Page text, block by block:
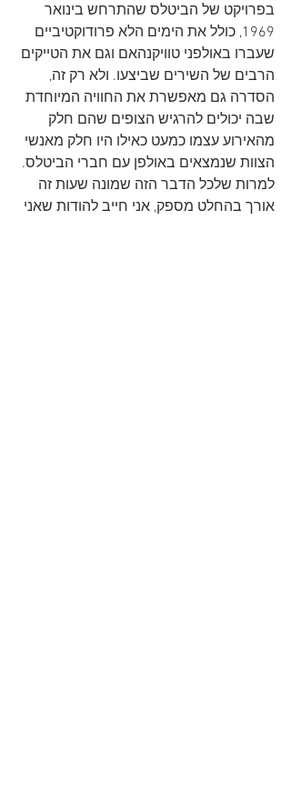
בפרויקט של הביטלס שהתרחש בינואר
1969, כולל את הימים הלא פרודוקטיביים
שעברו באולפני טוויקנהאם וגם את הטייקים
הרבים של השירים שביצעו. ולא רק זה,
הסדרה גם מאפשרת את החוויה המיוחדת
שבה יכולים להרגיש הצופים שהם חלק
מהאירוע עצמו כמעט כאילו היו חלק מאנשי
הצוות שנמצאים באולפן עם חברי הביטלס.
למרות שלכל הדבר הזה שמונה שעות זה
אורך בהחלט מספק, אני חייב להודות שאני